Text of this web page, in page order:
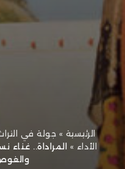
الرئيسية » جولة في
الأداء »
المراداة..